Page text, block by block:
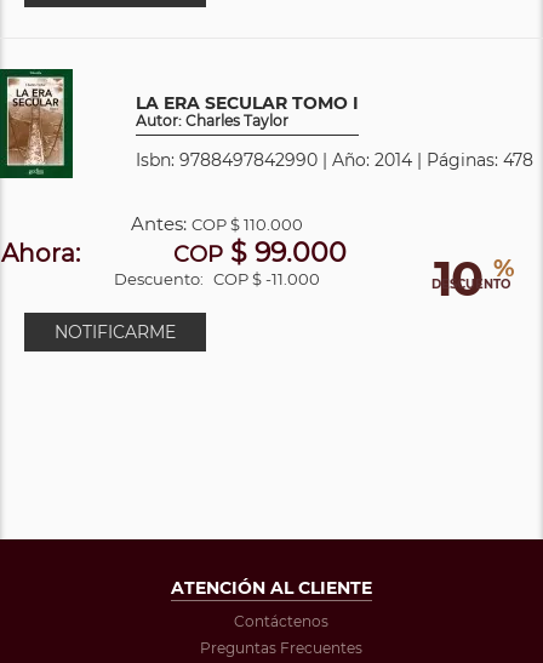
LA ERA SECULAR TOMO I
Autor: Charles Taylor
Isbn: 9788497842990 | Año: 2014 | Páginas: 478
10 %
DESCUENTO
Antes:COP$ 110.000
Ahora: COP$ 99.000
Descuento: COP $ -11.000
NOTIFICARME
ATENCIÓN AL CLIENTE
Contáctenos
Preguntas Frecuentes